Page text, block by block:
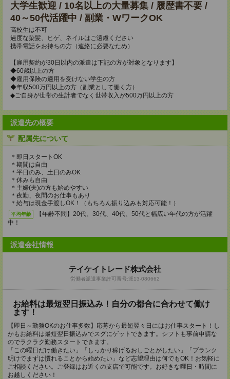
大学生歓迎 / 10名以上の大量募集 / 履歴書不要 /
40～50代活躍中 / 副業・WワークOK
高校生は不可
過度な染髪、ヒゲ、ネイルはご遠慮ください
携帯電話をお持ちの方（連絡に必要なため）
【雇用契約が30日以内の派遣は下記の方が対象となります】
◆60歳以上の方
◆雇用保険の適用を受けない学生の方
◆年収500万円以上の方（副業として働く方）
◆ご自身が世帯の生計者でなく世帯収入が500万円以上の方
派遣先の概要
配属先について
＊即日スタートOK
＊期間は自由
＊平日のみ、土日のみOK
＊休みも自由
＊主婦(夫)の方も始めやすい
＊夜勤、夜間のお仕事もあり
＊給与は現金手渡しOK！（もちろん振り込みも対応可能！）
平均年齢
【年齢不問】20代、30代、40代、50代と幅広い年代の方が活躍
中！
派遣会社情報
テイケイトレード株式会社
労働者派遣事業許可番号:派13-080662
お給料は最短翌日振込み！自分の都合に合わせて働け
ます！
【即日～勤務OKのお仕事多数】応募から最短翌々日にはお仕事スタート！し
かもお給料は最短翌日振込みでスグにゲットできます。シフトも事前申請な
のでラクラク勤務スタートできます。
「この曜日だけ働きたい」「しっかり稼げるおしごとがしたい」「ブランク
明けでまずは慣れることから始めたい」など志望理由は何でもOK！お気軽に
ご相談ください。ご登録はお近くの支店で可能です。お好きな曜日・時間に
お越しください！